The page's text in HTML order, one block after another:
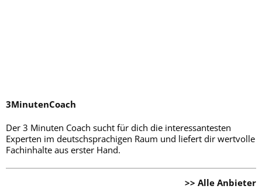
3MinutenCoach
Der 3 Minuten Coach sucht für dich die interessantesten
Experten im deutschsprachigen Raum und liefert dir wertvolle
Fachinhalte aus erster Hand.
>> Alle Anbieter